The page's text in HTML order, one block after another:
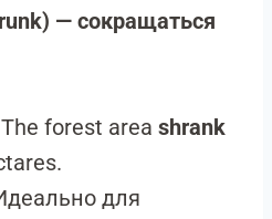
— сокращаться
The forest area shrank
для